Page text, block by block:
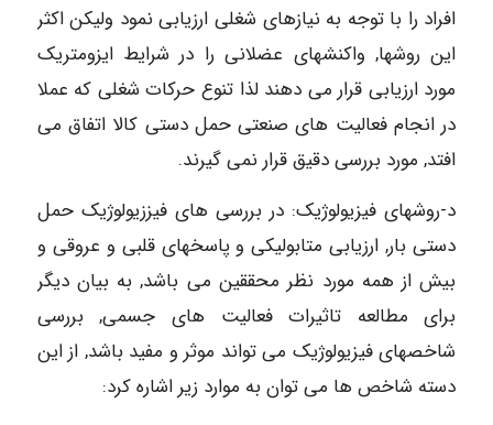
افراد را با توجه به نیازهای شغلی ارزیابی نمود ولیکن اکثر
این روشها, واکنشهای عضلانی را در شرایط ایزومتریک
مورد ارزیابی قرار می دهند لذا تنوع حرکات شغلی که عملا
در انجام فعالیت های صنعتی حمل دستی کالا اتفاق می
افتد, مورد بررسی دقیق قرار نمی گیرند.
د-روشهای فیزیولوژیک: در بررسی های فیززیولوژیک حمل
دستی بار, ارزیابی متابولیکی و پاسخهای قلبی و عروقی و
بیش از همه مورد نظر محققین می باشد, به بیان دیگر
برای مطالعه تاثیرات فعالیت های جسمی, بررسی
شاخصهای فیزیولوژیک می تواند موثر و مفید باشد, از این
دسته شاخص ها می توان به موارد زیر اشاره کرد: